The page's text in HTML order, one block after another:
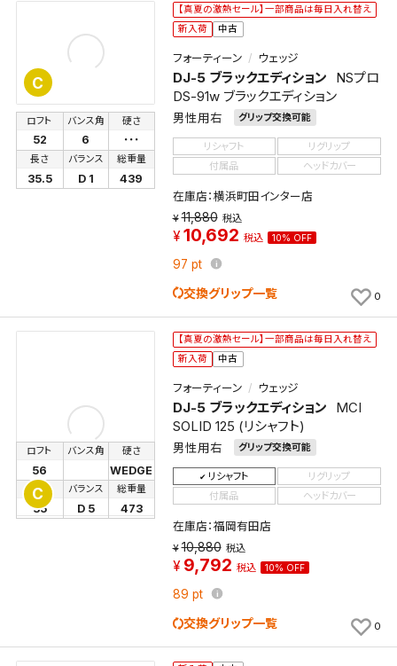
C
【真夏の激熱セール】一部商品は毎日入れ替え
新入荷
中古
フォーティーン ウェッジ
DJ-5 ブラックエディション
NSプロ
DS-91w ブラックエディション
男性用右 グリップ交換可能
ロフト
52
バンス角
6
硬さ
･･･
長さ
35.5
バランス
D 1
総重量
439
リシャフト
リグリップ
付属品
ヘッドカバー
在庫店：横浜町田インター店
11,880 税込
10,692 税込 10% OFF
97 pt
交換グリップ一覧 0
C
【真夏の激熱セール】一部商品は毎日入れ替え
新入荷
中古
フォーティーン ウェッジ
DJ-5 ブラックエディション
MCI
SOLID 125 (リシャフト)
男性用右 グリップ交換可能
ロフト
56
バンス角 硬さ
WEDGE
長さ
35
バランス
D 5
総重量
473
リシャフト
リグリップ
付属品
ヘッドカバー
在庫店：福岡有田店
10,880 税込
9,792 税込 10% OFF
89 pt
交換グリップ一覧 0